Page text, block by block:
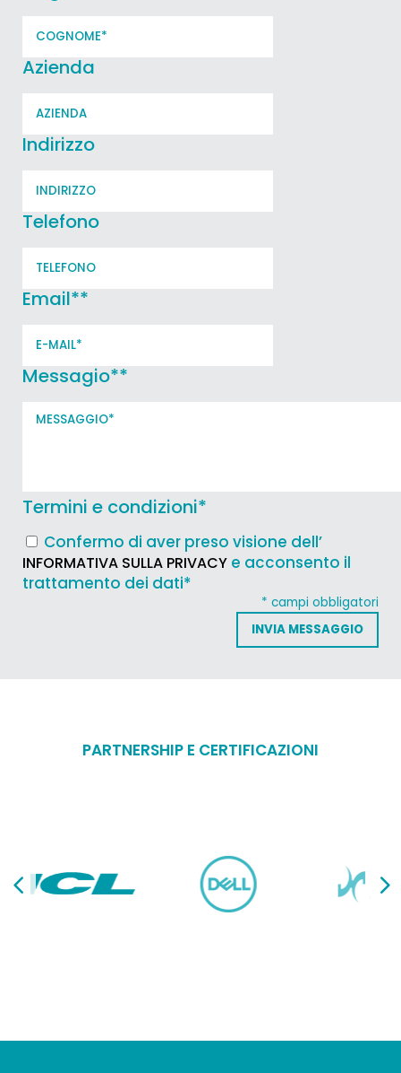
Azienda
Indirizzo
Telefono
Email**
Messagio**
Termini e condizioni*
Confermo di aver preso visione dell’
INFORMATIVA SULLA PRIVACY e acconsento il
trattamento dei dati*
* campi obbligatori
PARTNERSHIP E CERTIFICAZIONI